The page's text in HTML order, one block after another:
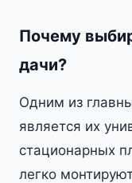
Почему
дачи?
Одним из
является их
стационарных
легко